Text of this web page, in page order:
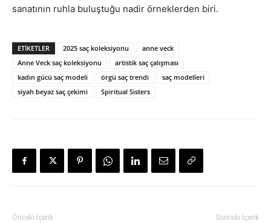
sanatının ruhla buluştuğu nadir örneklerden biri.
ETIKETLER 2025 saç koleksiyonu
anne veck
Anne Veck saç koleksiyonu
artistik saç çalışması
kadın gücü saç modeli
örgü saç trendi
saç modelleri
siyah beyaz saç çekimi
Spiritual Sisters
Önceki İçerik Sonraki İçerik